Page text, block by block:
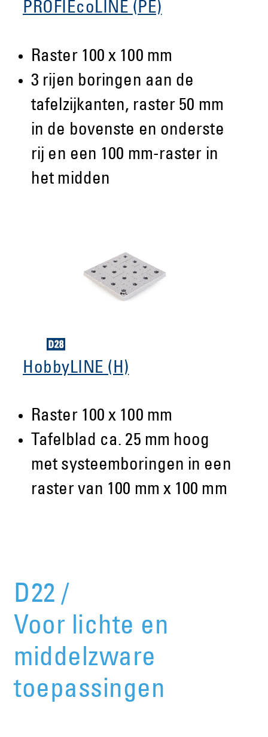
PROFIEcoLINE (PE)
Raster 100 x 100 mm
3 rijen boringen aan de
tafelzijkanten, raster 50 mm
in de bovenste en onderste
rij en een 100 mm-raster in
het midden
HobbyLINE (H)
Raster 100 x 100 mm
Tafelblad ca. 25 mm hoog
met systeemboringen in een
raster van 100 mm x 100 mm
D22 /
Voor lichte en
middelzware
toepassingen